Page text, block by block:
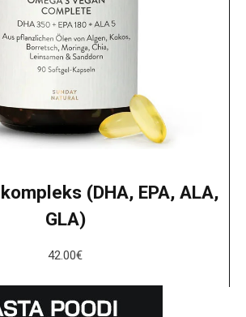
(DHA, EPA, ALA,
GLA)
42.00€